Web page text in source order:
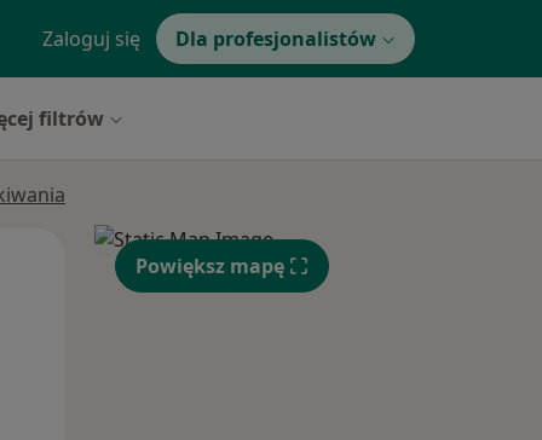
Zaloguj się Dla profesjonalistów
filtrów
Wt, Śr,
Powiększ mapę